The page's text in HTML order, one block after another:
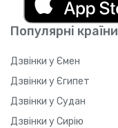
Популярні країни
Дзвінки у Ємен
Дзвінки у Єгипет
Дзвінки у Судан
Дзвінки у Сирію